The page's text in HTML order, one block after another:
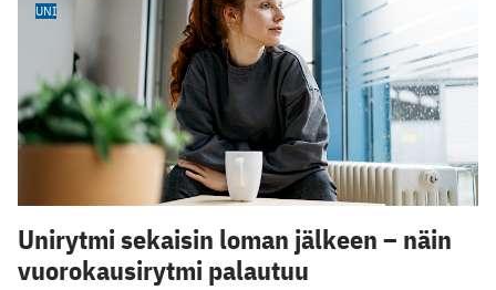
UNI
Unirytmi sekaisin loman jälkeen – näin
vuorokausirytmi palautuu